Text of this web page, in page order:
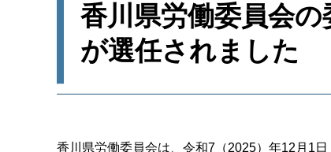
香川県労働委員会
が選任されました
香川県労働委員会は、令和7（2025）年12月1